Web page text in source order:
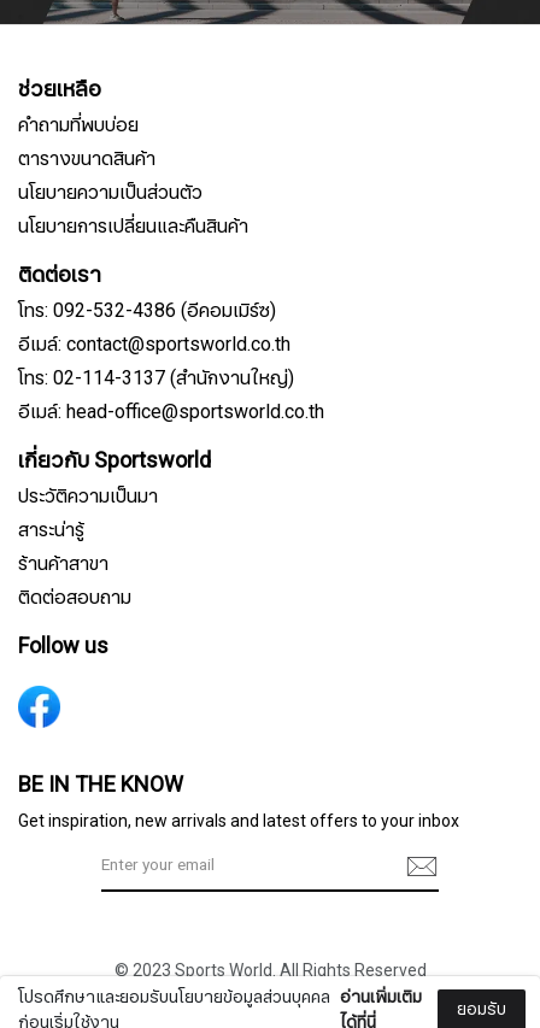
โปรดศึกษาและยอมรับนโยบายข้อมูลส่วนบุคคล
ก่อนเริ่มใช้งาน
อ่านเพิ่มเติม
ได้ที่นี่
ยอมรับ
ช่วยเหลือ
คำถามที่พบบ่อย
ตารางขนาดสินค้า
นโยบายความเป็นส่วนตัว
นโยบายการเปลี่ยนและคืนสินค้า
ติดต่อเรา
โทร: 092-532-4386 (อีคอมเมิร์ซ)
อีเมล์: contact@sportsworld.co.th
โทร: 02-114-3137 (สำนักงานใหญ่)
อีเมล์: head-office@sportsworld.co.th
เกี่ยวกับ Sportsworld
ประวัติความเป็นมา
สาระน่ารู้
ร้านค้าสาขา
ติดต่อสอบถาม
Follow us
BE IN THE KNOW
Get inspiration, new arrivals and latest offers to your inbox
© 2023 Sports World. All Rights Reserved
สมัครรับจดหมายข่าว
นามสกุล